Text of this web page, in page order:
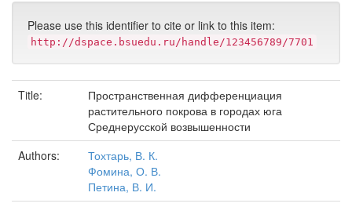
Please use this identifier to cite or link to this item:
http://dspace.bsuedu.ru/handle/123456789/7701
Title:
Пространственная дифференциация
растительного покрова в городах юга
Среднерусской возвышенности
Authors:
Тохтарь, В. К.
Фомина, О. В.
Петина, В. И.